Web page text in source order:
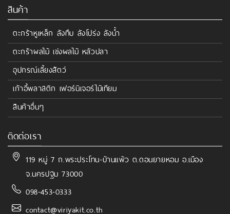
สินค้า
ตะกร้าหูเหล็ก ลังทึบ ลังโปร่ง ลังน้ำ
ตะกร้าผลไม้ เข่งผลไม้ หลัวปลา
อุปกรณ์เลี้ยงสัตว์
เก้าอี้พลาสติก เฟอร์นิเจอร์ไม้เทียม
สินค้าอื่นๆ
ติดต่อเรา
119 หมู่ 7 ถ.พระประโทน-บ้านแพ้ว ต.ดอนยายหอม อ.เมือง
จ.นครปฐม 73000
098-453-0333
contact@viriyakit.co.th